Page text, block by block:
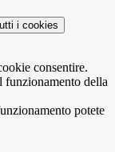
i cookies
consentire.
funzionamento della
potete